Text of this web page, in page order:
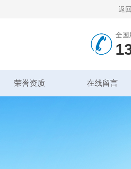
返
全国
荣誉资质 在线留言